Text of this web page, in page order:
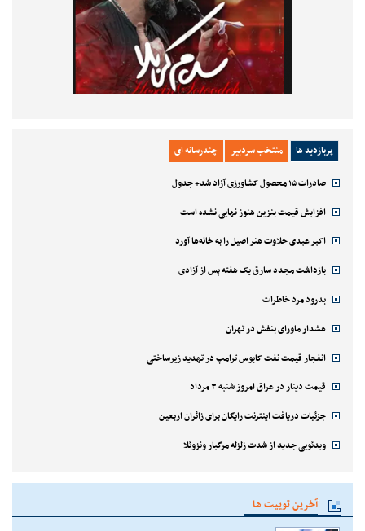
پربازدید ها منتخب سردبیر چندرسانه ای
صادرات ۱۵ محصول کشاورزی آزاد شد+ جدول
افزایش قیمت بنزین هنوز نهایی نشده است
اکبر عبدی حلاوت هنر اصیل را به خانه‌ها آورد
بازداشت مجدد سارق یک هفته پس از آزادی
بدرود مرد خاطرات
هشدار ماورای بنفش در تهران
انفجار قیمت نفت کابوس ترامپ در تهدید زیرساختی
قیمت دینار در عراق امروز شنبه ۳ مرداد
جزئیات دریافت اینترنت رایگان برای زائران اربعین
ویدئویی جدید از شدت زلزله مرگبار ونزوئلا
آخرین توییت ها